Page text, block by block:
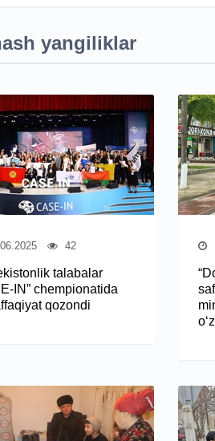
yangiliklar
42
talabalar
IN” chempionatida
qozondi